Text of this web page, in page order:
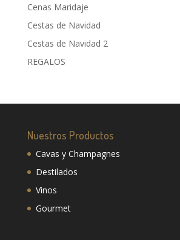
Cenas Maridaje
Cestas de Navidad
Cestas de Navidad 2
REGALOS
Nuestros Productos
Cavas y Champagnes
Destilados
Vinos
Gourmet